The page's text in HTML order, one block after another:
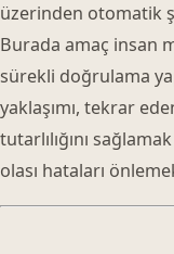
üzerinden otomatik
Burada amaç insan
sürekli doğrulama
yaklaşımı, tekrar
tutarlılığını
olası hataları